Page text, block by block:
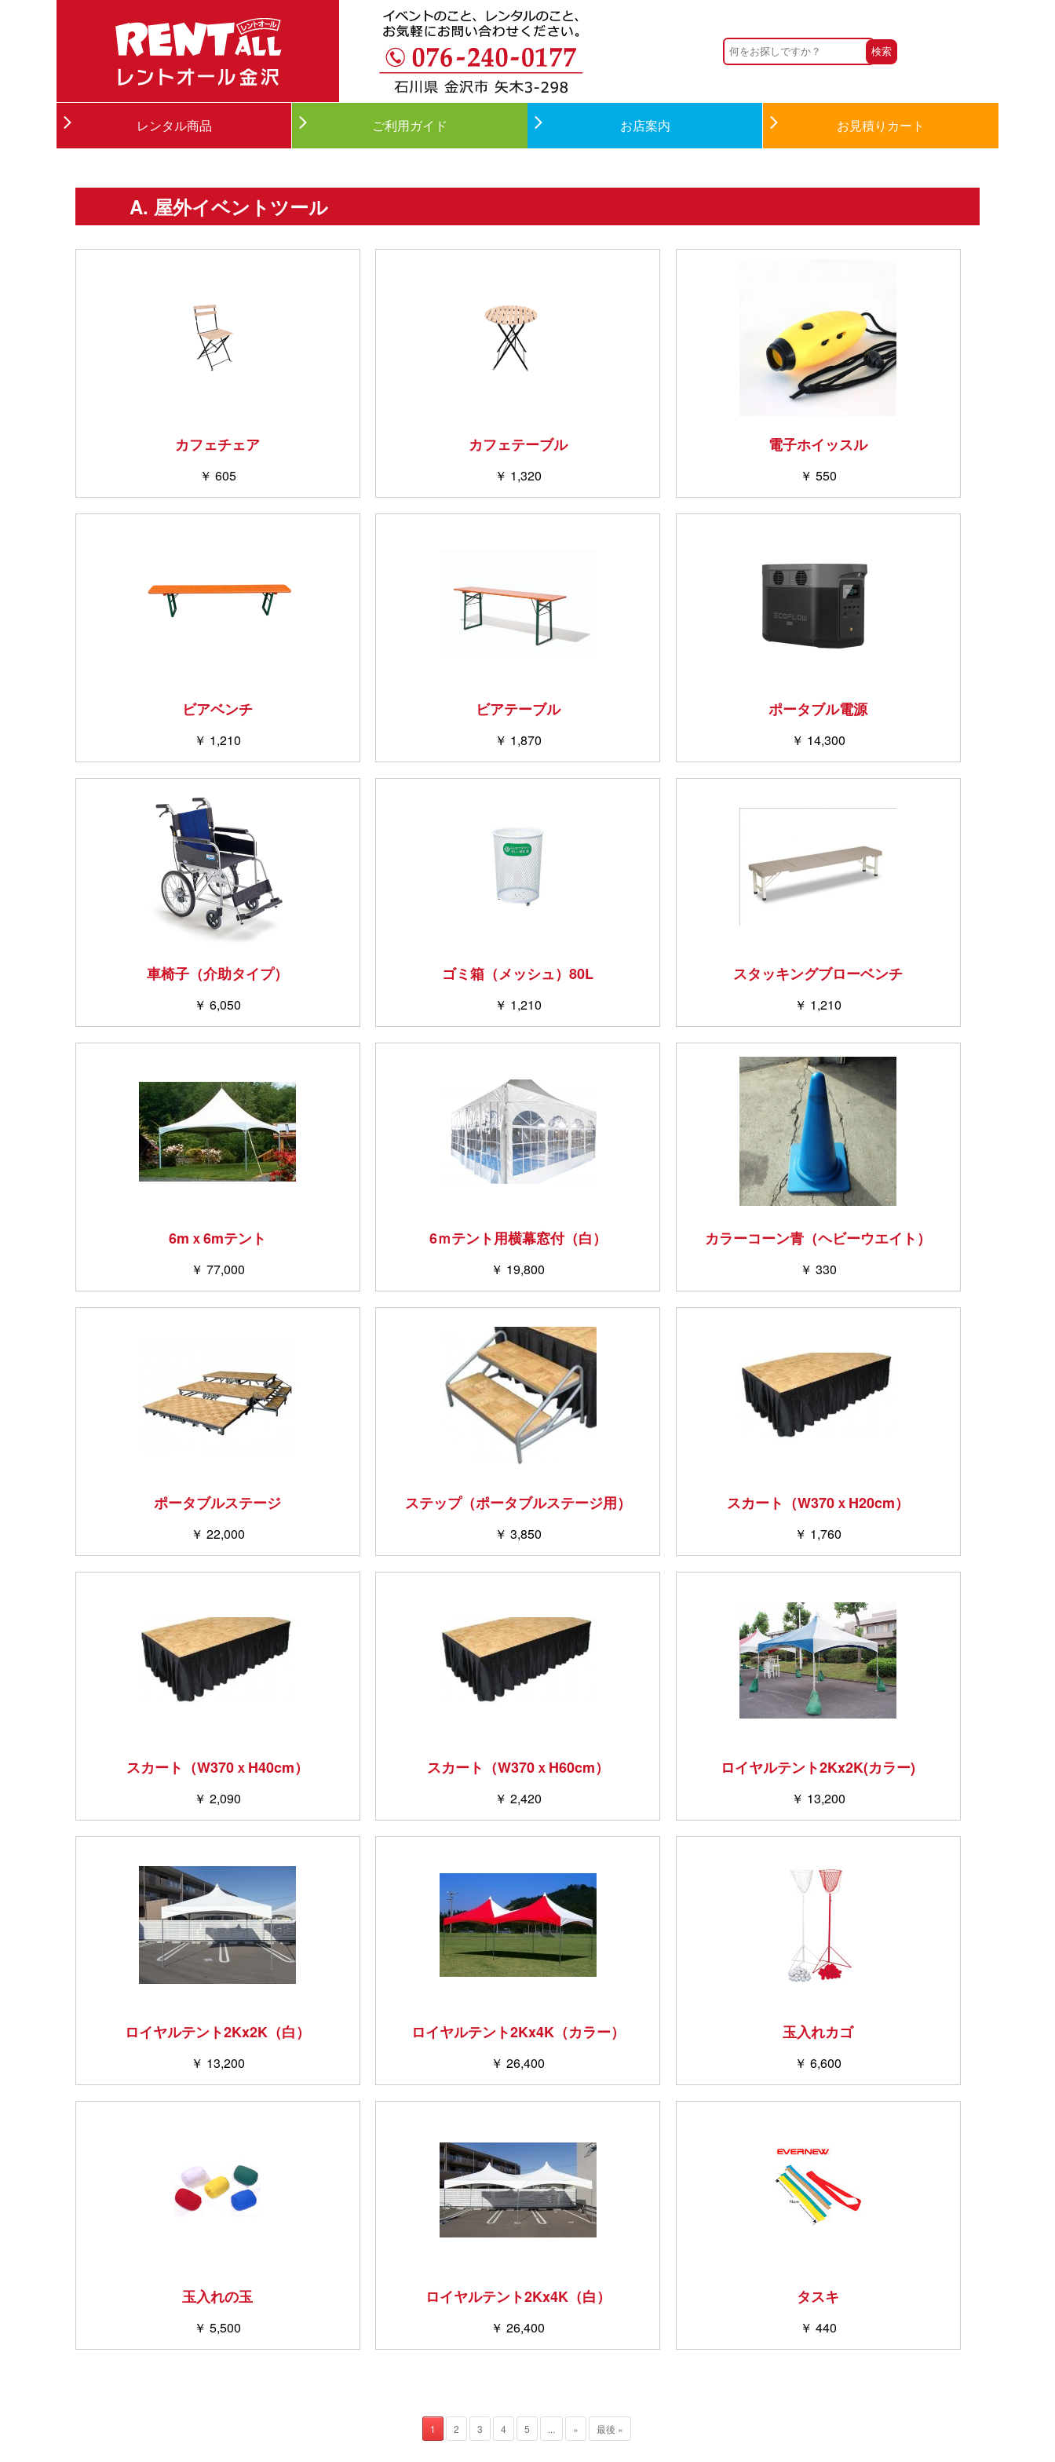
レンタル商品 ご利用ガイド お店案内 お見積りカート
A. 屋外イベントツール
カフェチェア
￥ 605
カフェテーブル
￥ 1,320
電子ホイッスル
￥ 550
ビアベンチ
￥ 1,210
ビアテーブル
￥ 1,870
ポータブル電源
￥ 14,300
車椅子（介助タイプ）
￥ 6,050
ゴミ箱（メッシュ）80L
￥ 1,210
スタッキングブローベンチ
￥ 1,210
6mｘ6mテント
￥ 77,000
6ｍテント用横幕窓付（白）
￥ 19,800
カラーコーン青（ヘビーウエイト）
￥ 330
ポータブルステージ
￥ 22,000
ステップ（ポータブルステージ用）
￥ 3,850
スカート（W370ｘH20cm）
￥ 1,760
スカート（W370ｘH40cm）
￥ 2,090
スカート（W370ｘH60cm）
￥ 2,420
ロイヤルテント2Kx2K(カラー)
￥ 13,200
ロイヤルテント2Kx2K（白）
￥ 13,200
ロイヤルテント2Kx4K（カラー）
￥ 26,400
玉入れカゴ
￥ 6,600
玉入れの玉
￥ 5,500
ロイヤルテント2Kx4K（白）
￥ 26,400
タスキ
￥ 440
1 2 3 4 5 ... » 最後 »